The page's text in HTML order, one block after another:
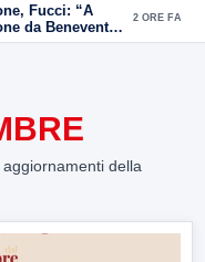
Fucci: “A
da Benevento
2 ORE FA
della